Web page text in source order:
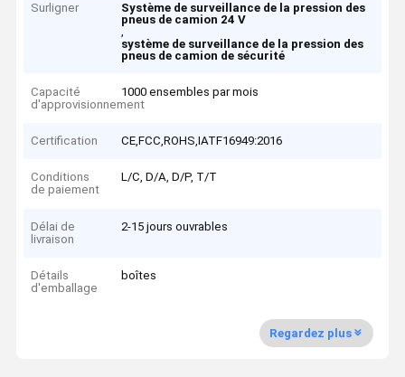
Surligner
Système de surveillance de la pression des
pneus de camion 24 V
,
système de surveillance de la pression des
pneus de camion de sécurité
Capacité
d'approvisionnement
1000 ensembles par mois
Certification CE,FCC,ROHS,IATF16949:2016
Conditions
de paiement
L/C, D/A, D/P, T/T
Délai de
livraison
2-15 jours ouvrables
Détails
d'emballage
boîtes
Regardez plus